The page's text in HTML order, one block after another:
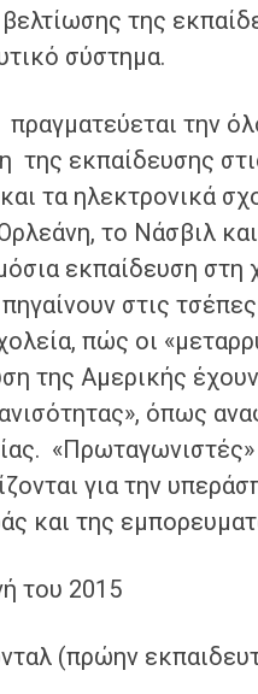
της
σύστημα.
πραγματεύεται την
της εκπαίδευσης
τα ηλεκτρονικά
το Νάσβιλ
εκπαίδευση
στις
πώς οι
της Αμερικής
όπως
«Πρωταγωνιστές»
για την
και της
του 2015
(πρώην